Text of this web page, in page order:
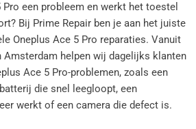
een probleem en werkt het toestel
Bij Prime Repair ben je aan het juiste
Oneplus Ace 5 Pro reparaties. Vanuit
Amsterdam helpen wij dagelijks klanten
Ace 5 Pro-problemen, zoals een
die snel leegloopt, een
werkt of een camera die defect is.